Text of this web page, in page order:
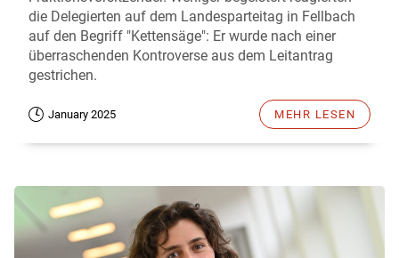
die Delegierten auf dem Landesparteitag in Fellbach
auf den Begriff "Kettensäge": Er wurde nach einer
überraschenden Kontroverse aus dem Leitantrag
gestrichen.
January 2025 MEHR LESEN